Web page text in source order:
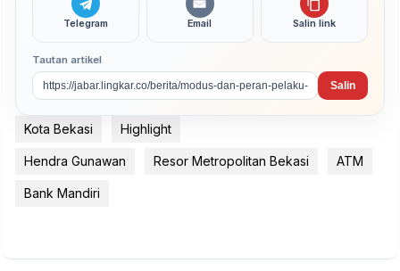
Telegram Email Salin link
Tautan artikel
Salin
Kota Bekasi Highlight
Hendra Gunawan Resor Metropolitan Bekasi ATM
Bank Mandiri